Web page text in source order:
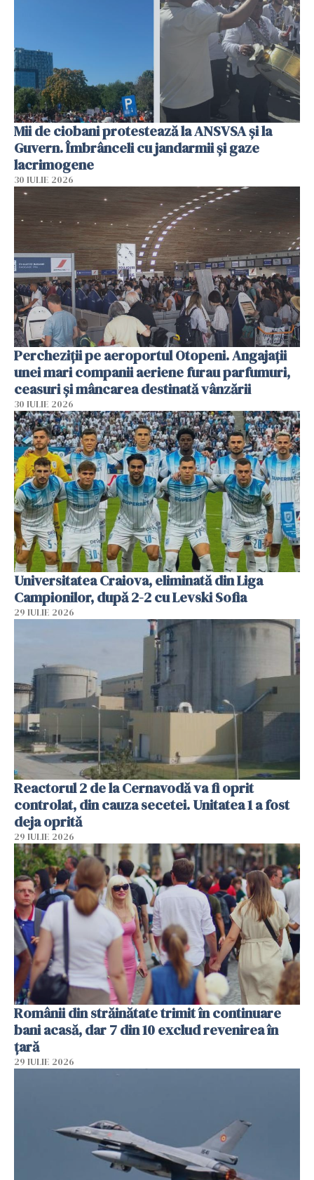
Mii de ciobani protestează la ANSVSA și la
Guvern. Îmbrânceli cu jandarmii și gaze
lacrimogene
30 IULIE 2026
Percheziții pe aeroportul Otopeni. Angajații
unei mari companii aeriene furau parfumuri,
ceasuri și mâncarea destinată vânzării
30 IULIE 2026
Universitatea Craiova, eliminată din Liga
Campionilor, după 2-2 cu Levski Sofia
29 IULIE 2026
Reactorul 2 de la Cernavodă va fi oprit
controlat, din cauza secetei. Unitatea 1 a fost
deja oprită
29 IULIE 2026
Românii din străinătate trimit în continuare
bani acasă, dar 7 din 10 exclud revenirea în
țară
29 IULIE 2026